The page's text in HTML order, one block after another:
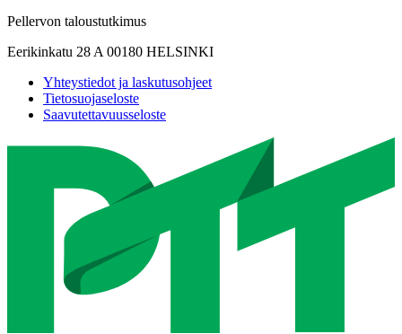
Pellervon taloustutkimus
Eerikinkatu 28 A 00180 HELSINKI
Yhteystiedot ja laskutusohjeet
Tietosuojaseloste
Saavutettavuusseloste